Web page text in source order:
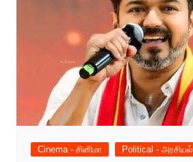
Cinema - சினிமா Political - அரசியல்